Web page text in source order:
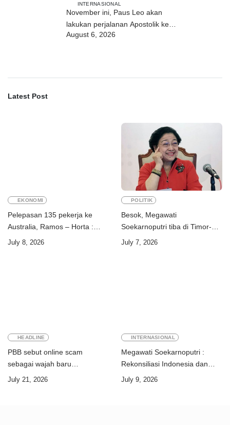
INTERNASIONAL
November ini, Paus Leo akan
lakukan perjalanan Apostolik ke
Uruguay, Argentina, dan Peru
August 6, 2026
Latest Post
EKONOMI
Pelepasan 135 pekerja ke
Australia, Ramos – Horta :
“Kalian perkuat ekonomi dua
July 8, 2026
POLITIK
Besok, Megawati
Soekarnoputri tiba di Timor-
July 7, 2026
HEADLINE
PBB sebut online scam
sebagai wajah baru
July 21, 2026
INTERNASIONAL
Megawati Soekarnoputri :
Rekonsiliasi Indonesia dan
Timor-Leste jadi teladan dunia
July 9, 2026